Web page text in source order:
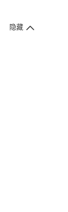
品除外 ）
隐藏